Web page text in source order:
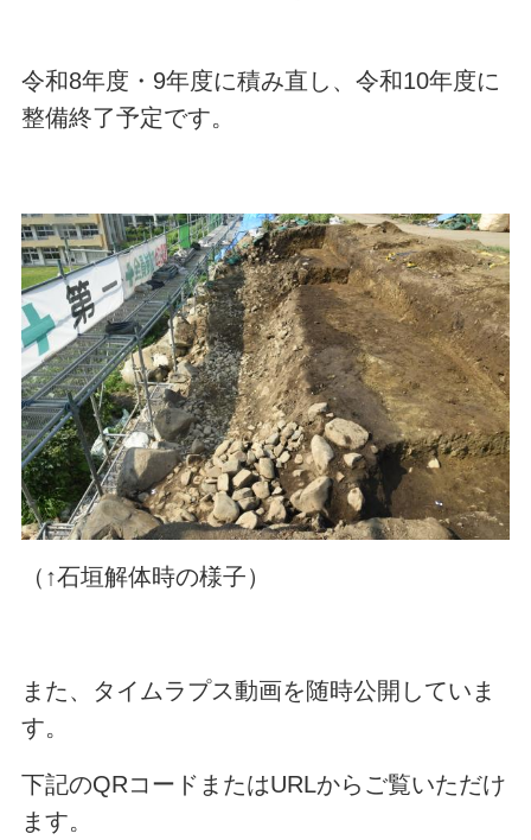
令和8年度・9年度に積み直し、令和10年度に
整備終了予定です。
（↑石垣解体時の様子）
また、タイムラプス動画を随時公開していま
す。
下記のQRコードまたはURLからご覧いただけ
ます。